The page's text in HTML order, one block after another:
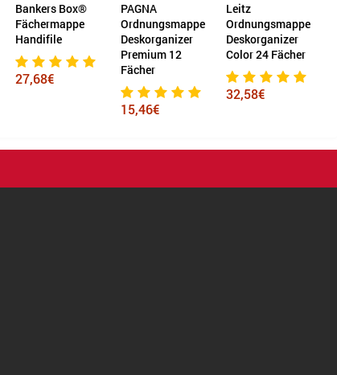
Bankers Box®
Fächermappe
Handifile
27,68€
PAGNA
Ordnungsmappe
Deskorganizer
Premium 12
Fächer
15,46€
Leitz
Ordnungsmappe
Deskorganizer
Color 24 Fächer
32,58€